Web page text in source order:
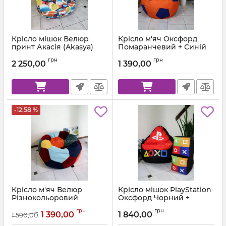
Крісло мішок Велюр
принт Акасія (Akasya)
2 250,00 грн
Крісло м'яч Оксфорд
Помаранчевий + Синій
1 390,00 грн
-12.58 %
Крісло м'яч Велюр
Різнокольоровий
1 590,00 1 390,00 грн
Крісло мішок PlayStation
Оксфорд Чорний +
Артикул: km-ps-ox-001-162-xl
1 840,00 грн